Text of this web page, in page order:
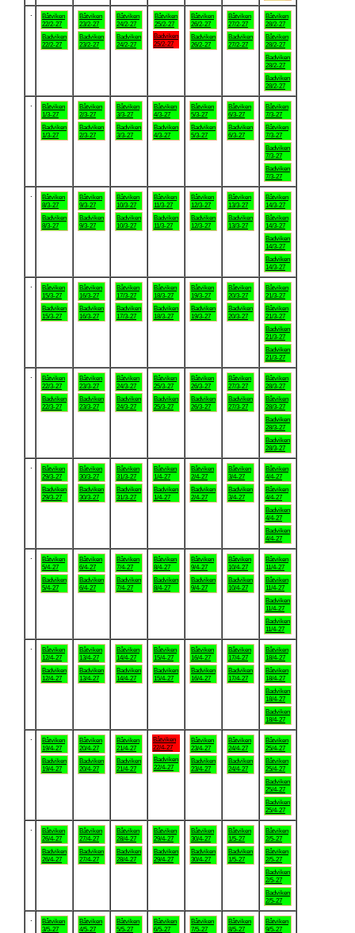
Båtviken
22/2-27
Badviken
22/2-27
Båtviken
23/2-27
Badviken
23/2-27
Båtviken
24/2-27
Badviken
24/2-27
Båtviken
25/2-27
Badviken
25/2-27
Båtviken
26/2-27
Badviken
26/2-27
Båtviken
27/2-27
Badviken
27/2-27
Båtviken
28/2-27
Båtviken
28/2-27
Badviken
28/2-27
Badviken
28/2-27
Båtviken
1/3-27
Badviken
1/3-27
Båtviken
2/3-27
Badviken
2/3-27
Båtviken
3/3-27
Badviken
3/3-27
Båtviken
4/3-27
Badviken
4/3-27
Båtviken
5/3-27
Badviken
5/3-27
Båtviken
6/3-27
Badviken
6/3-27
Båtviken
7/3-27
Båtviken
7/3-27
Badviken
7/3-27
Badviken
7/3-27
Båtviken
8/3-27
Badviken
8/3-27
Båtviken
9/3-27
Badviken
9/3-27
Båtviken
10/3-27
Badviken
10/3-27
Båtviken
11/3-27
Badviken
11/3-27
Båtviken
12/3-27
Badviken
12/3-27
Båtviken
13/3-27
Badviken
13/3-27
Båtviken
14/3-27
Båtviken
14/3-27
Badviken
14/3-27
Badviken
14/3-27
Båtviken
15/3-27
Badviken
15/3-27
Båtviken
16/3-27
Badviken
16/3-27
Båtviken
17/3-27
Badviken
17/3-27
Båtviken
18/3-27
Badviken
18/3-27
Båtviken
19/3-27
Badviken
19/3-27
Båtviken
20/3-27
Badviken
20/3-27
Båtviken
21/3-27
Båtviken
21/3-27
Badviken
21/3-27
Badviken
21/3-27
Båtviken
22/3-27
Badviken
22/3-27
Båtviken
23/3-27
Badviken
23/3-27
Båtviken
24/3-27
Badviken
24/3-27
Båtviken
25/3-27
Badviken
25/3-27
Båtviken
26/3-27
Badviken
26/3-27
Båtviken
27/3-27
Badviken
27/3-27
Båtviken
28/3-27
Båtviken
28/3-27
Badviken
28/3-27
Badviken
28/3-27
Båtviken
29/3-27
Badviken
29/3-27
Båtviken
30/3-27
Badviken
30/3-27
Båtviken
31/3-27
Badviken
31/3-27
Båtviken
1/4-27
Badviken
1/4-27
Båtviken
2/4-27
Badviken
2/4-27
Båtviken
3/4-27
Badviken
3/4-27
Båtviken
4/4-27
Båtviken
4/4-27
Badviken
4/4-27
Badviken
4/4-27
Båtviken
5/4-27
Badviken
5/4-27
Båtviken
6/4-27
Badviken
6/4-27
Båtviken
7/4-27
Badviken
7/4-27
Båtviken
8/4-27
Badviken
8/4-27
Båtviken
9/4-27
Badviken
9/4-27
Båtviken
10/4-27
Badviken
10/4-27
Båtviken
11/4-27
Båtviken
11/4-27
Badviken
11/4-27
Badviken
11/4-27
Båtviken
12/4-27
Badviken
12/4-27
Båtviken
13/4-27
Badviken
13/4-27
Båtviken
14/4-27
Badviken
14/4-27
Båtviken
15/4-27
Badviken
15/4-27
Båtviken
16/4-27
Badviken
16/4-27
Båtviken
17/4-27
Badviken
17/4-27
Båtviken
18/4-27
Båtviken
18/4-27
Badviken
18/4-27
Badviken
18/4-27
Båtviken
19/4-27
Badviken
19/4-27
Båtviken
20/4-27
Badviken
20/4-27
Båtviken
21/4-27
Badviken
21/4-27
Båtviken
22/4-27
Badviken
22/4-27
Båtviken
23/4-27
Badviken
23/4-27
Båtviken
24/4-27
Badviken
24/4-27
Båtviken
25/4-27
Båtviken
25/4-27
Badviken
25/4-27
Badviken
25/4-27
Båtviken
26/4-27
Badviken
26/4-27
Båtviken
27/4-27
Badviken
27/4-27
Båtviken
28/4-27
Badviken
28/4-27
Båtviken
29/4-27
Badviken
29/4-27
Båtviken
30/4-27
Badviken
30/4-27
Båtviken
1/5-27
Badviken
1/5-27
Båtviken
2/5-27
Båtviken
2/5-27
Badviken
2/5-27
Badviken
2/5-27
Båtviken
3/5-27
Båtviken
4/5-27
Båtviken
5/5-27
Båtviken
6/5-27
Båtviken
7/5-27
Båtviken
8/5-27
Båtviken
9/5-27